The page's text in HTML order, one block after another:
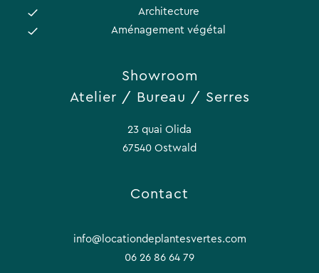
Architecture
Aménagement végétal
Showroom
Atelier / Bureau / Serres
23 quai Olida
67540 Ostwald
Contact
info@locationdeplantesvertes.com
06 26 86 64 79